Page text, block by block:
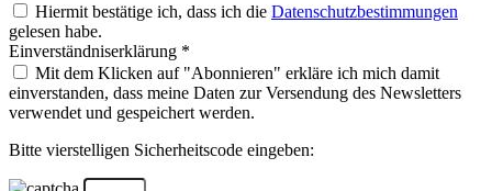
Hiermit bestätige ich, dass ich die Datenschutzbestimmungen
gelesen habe.
Einverständniserklärung *
Mit dem Klicken auf "Abonnieren" erkläre ich mich damit
einverstanden, dass meine Daten zur Versendung des Newsletters
verwendet und gespeichert werden.
Bitte vierstelligen Sicherheitscode eingeben: